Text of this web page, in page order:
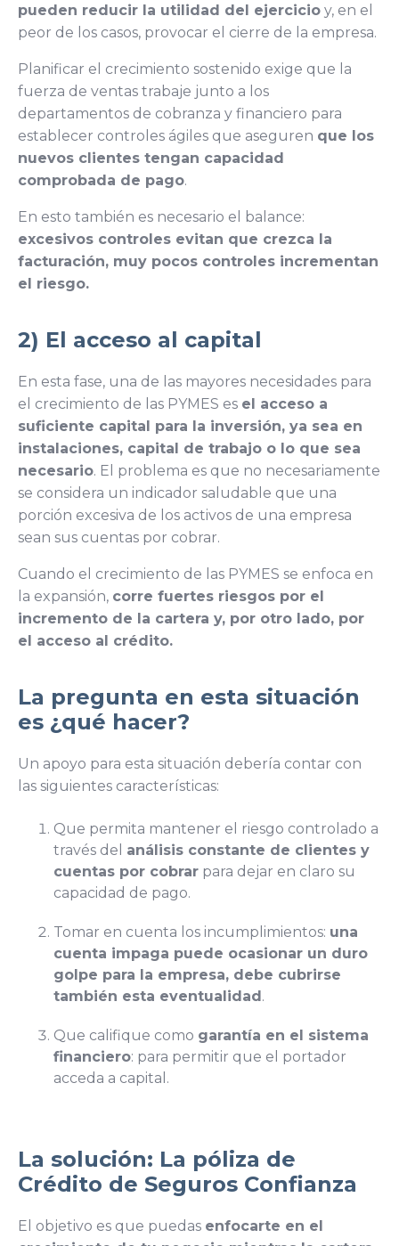
pueden reducir la utilidad del ejercicio y, en el
peor de los casos, provocar el cierre de la empresa.
Planificar el crecimiento sostenido exige que la
fuerza de ventas trabaje junto a los
departamentos de cobranza y financiero para
establecer controles ágiles que aseguren que los
nuevos clientes tengan capacidad
comprobada de pago.
En esto también es necesario el balance:
excesivos controles evitan que crezca la
facturación, muy pocos controles incrementan
el riesgo.
2) El acceso al capital
En esta fase, una de las mayores necesidades para
el crecimiento de las PYMES es el acceso a
suficiente capital para la inversión, ya sea en
instalaciones, capital de trabajo o lo que sea
necesario. El problema es que no necesariamente
se considera un indicador saludable que una
porción excesiva de los activos de una empresa
sean sus cuentas por cobrar.
Cuando el crecimiento de las PYMES se enfoca en
la expansión, corre fuertes riesgos por el
incremento de la cartera y, por otro lado, por
el acceso al crédito.
La pregunta en esta situación
es ¿qué hacer?
Un apoyo para esta situación debería contar con
las siguientes características:
Que permita mantener el riesgo controlado a
través del análisis constante de clientes y
cuentas por cobrar para dejar en claro su
capacidad de pago.
Tomar en cuenta los incumplimientos: una
cuenta impaga puede ocasionar un duro
golpe para la empresa, debe cubrirse
también esta eventualidad.
Que califique como garantía en el sistema
financiero: para permitir que el portador
acceda a capital.
La solución: La póliza de
Crédito de Seguros Confianza
El objetivo es que puedas enfocarte en el